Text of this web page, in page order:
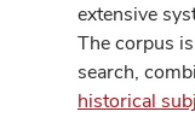
extensive
The corpus
search,
historical